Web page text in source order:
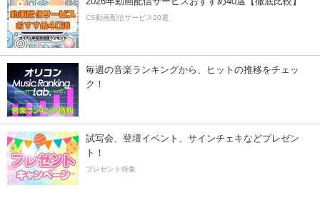
CS動画配信サービス20選
毎週の音楽ランキングから、ヒットの推移をチェッ
ク！
試写会、登壇イベント、サインチェキなどプレゼン
ト！
プレゼント特集